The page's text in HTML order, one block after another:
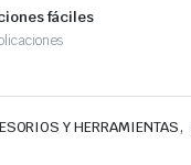
fáciles
Y HERRAMIENTAS,